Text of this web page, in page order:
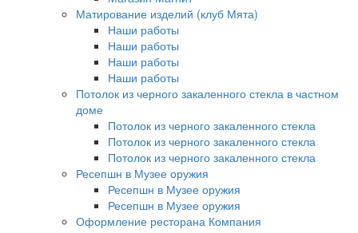
Матирование изделий (клуб Мята)
Наши работы
Наши работы
Наши работы
Наши работы
Потолок из черного закаленного стекла в частном
доме
Потолок из черного закаленного стекла
Потолок из черного закаленного стекла
Потолок из черного закаленного стекла
Ресепшн в Музее оружия
Ресепшн в Музее оружия
Ресепшн в Музее оружия
Оформление ресторана Компания